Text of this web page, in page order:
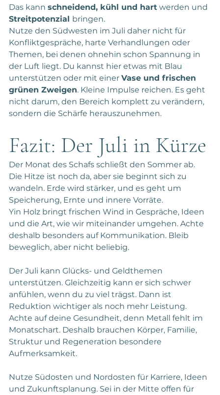
Das kann schneidend, kühl und hart werden und
Streitpotenzial bringen.
Nutze den Südwesten im Juli daher nicht für
Konfliktgespräche, harte Verhandlungen oder
Themen, bei denen ohnehin schon Spannung in
der Luft liegt. Du kannst hier etwas mit Blau
unterstützen oder mit einer Vase und frischen
grünen Zweigen. Kleine Impulse reichen. Es geht
nicht darum, den Bereich komplett zu verändern,
sondern die Schärfe herauszunehmen.
Fazit: Der Juli in Kürze
Der Monat des Schafs schließt den Sommer ab.
Die Hitze ist noch da, aber sie beginnt sich zu
wandeln. Erde wird stärker, und es geht um
Speicherung, Ernte und innere Vorräte.
Yin Holz bringt frischen Wind in Gespräche, Ideen
und die Art, wie wir miteinander umgehen. Achte
deshalb besonders auf Kommunikation. Bleib
beweglich, aber nicht beliebig.
Der Juli kann Glücks- und Geldthemen
unterstützen. Gleichzeitig kann er sich schwer
anfühlen, wenn du zu viel trägst. Dann ist
Reduktion wichtiger als noch mehr Leistung.
Achte auf deine Gesundheit, denn Metall fehlt im
Monatschart. Deshalb brauchen Körper, Familie,
Struktur und Regeneration besondere
Aufmerksamkeit.
Nutze Südosten und Nordosten für Karriere, Ideen
und Zukunftsplanung. Sei in der Mitte offen für